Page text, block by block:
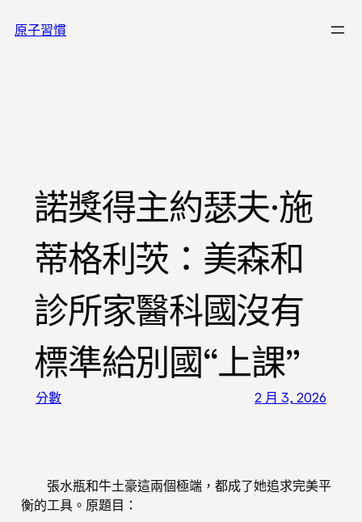
至原子習慣
諾獎得主約瑟夫·施
蒂格利茨：美森和
診所家醫科國沒有
標準給別國“上課”
分數 2 月 3, 2026
張水瓶和牛土豪這兩個極端，都成了她追求完美平
衡的工具。原題目：